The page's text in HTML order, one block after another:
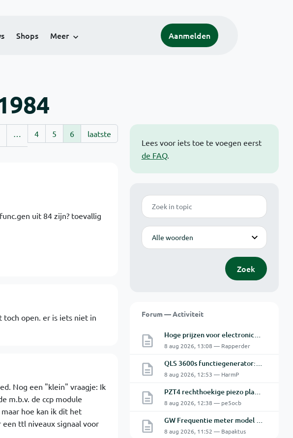
Shops Meer Aanmelden
Lees voor iets toe te voegen eerst
de FAQ.
Zoek
Modus
Zoek
Forum — Activiteit
Hoge prijzen voor electronica hobbyisten
8 aug 2026, 13:08 — Rapperder
QLS 3600s functiegenerator: software verbinden lukt niet.
8 aug 2026, 12:53 — HarmP
PZT4 rechthoekige piezo plaatjes - beweegrichting? Snijkop reparatie Astatic X26
8 aug 2026, 12:38 — pe5ocb
GW Frequentie meter model GFC-8010G probleem
8 aug 2026, 11:52 — Bapaktus
… 4 5 6 laatste
uit 84 zijn? toevallig
toch open. er is iets niet in
Nog een "klein" vraagje: Ik
m.b.v. de ccp module
hoe kan ik dit het
ttl niveaux signaal voor